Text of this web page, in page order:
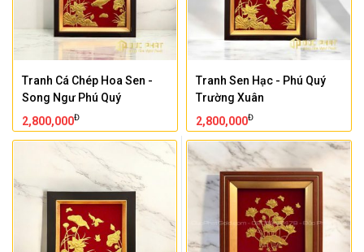
Tranh Cá Chép Hoa Sen -
Song Ngư Phú Quý
2,800,000Đ
Tranh Sen Hạc - Phú Quý
Trường Xuân
2,800,000Đ